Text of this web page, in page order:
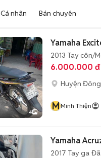
Cá nhân Bán chuyên
4
Yamaha
2013 Tay côn/
6.000.000 đ
Huyện Đông
MMinh Thiện
Yamaha
2017 Tay ga